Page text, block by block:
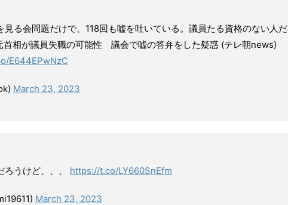
見る会問題だけで、118回も嘘を吐いている。議員たる資格のない人だ
首相が議員失職の可能性 議会で嘘の答弁をした疑惑 (テレ朝news)
E644EPwNzC
March 23, 2023
ろうけど、、、 https://t.co/LY660SnEfm
March 23, 2023